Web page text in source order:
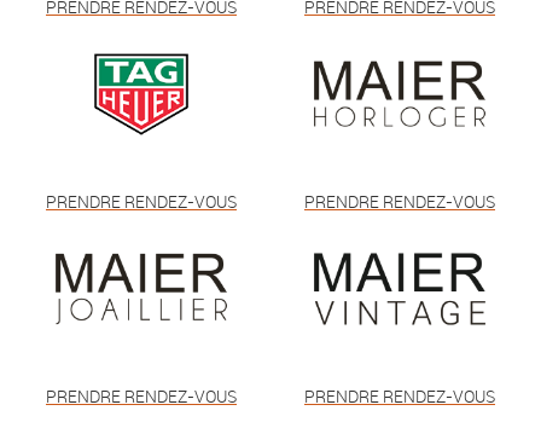
PRENDRE RENDEZ-VOUS PRENDRE RENDEZ-VOUS
PRENDRE RENDEZ-VOUS PRENDRE RENDEZ-VOUS
PRENDRE RENDEZ-VOUS PRENDRE RENDEZ-VOUS